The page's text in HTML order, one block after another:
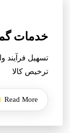
خدمات
تسهیل
ترخیص کالا
Read More